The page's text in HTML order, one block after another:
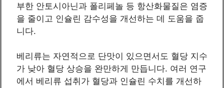
부한 안토시아닌과 폴리페놀 등 항산화물질은 염증
을 줄이고 인슐린 감수성을 개선하는 데 도움을 줍
니다.
베리류는 자연적으로 단맛이 있으면서도 혈당 지수
가 낮아 혈당 상승을 완만하게 만듭니다. 여러 연구
에서 베리류 섭취가 혈당과 인슐린 수치를 개선하